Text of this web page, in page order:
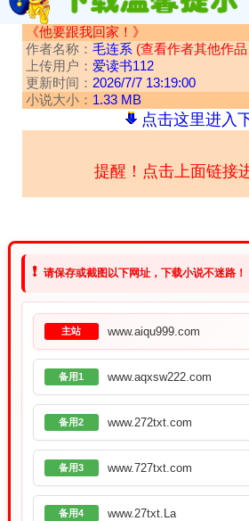
《他要跟我回家！》
作者名称： 毛连系 (查看作者其他作品
上传用户： 爱读书112
更新时间： 2026/7/7 13:19:00
小说大小： 1.33 MB
点击这里进入
提醒！点击上面链接
❗ 请保存或截图以下网址，下载小说不迷路！
主站 www.aiqu999.com
备用1 www.aqxsw222.com
备用2 www.272txt.com
备用3 www.727txt.com
备用4 www.27txt.La